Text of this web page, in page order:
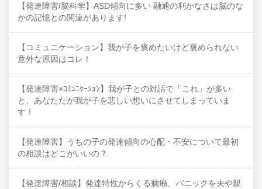
【発達障害/脳科学】ASD傾向に多い 融通の利かなさは脳のな
かの記憶との関連があります!
【コミュニケーション】我が子を褒めたいけど褒められない
意外な原因はコレ！
【発達障害×ｺﾐｭﾆｹｰｼｮﾝ】我が子との対話で「これ」が多い
と、あなたたが我が子を悲しい想いにさせてしまっていま
す！
【発達障害】うちの子の発達傾向の心配・不安について最初
の相談はどこがいいの？
【発達障害/相談】発達特性からくる癇癪、パニックを夫や親